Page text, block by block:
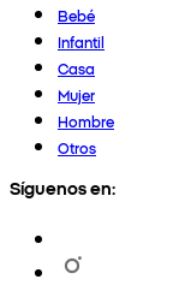
Bebé
Infantil
Casa
Mujer
Hombre
Otros
Síguenos en: